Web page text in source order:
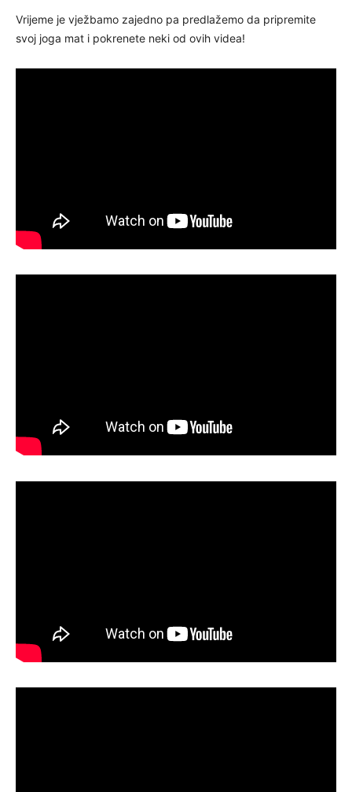
Vrijeme je vježbamo zajedno pa predlažemo da pripremite
svoj joga mat i pokrenete neki od ovih videa!